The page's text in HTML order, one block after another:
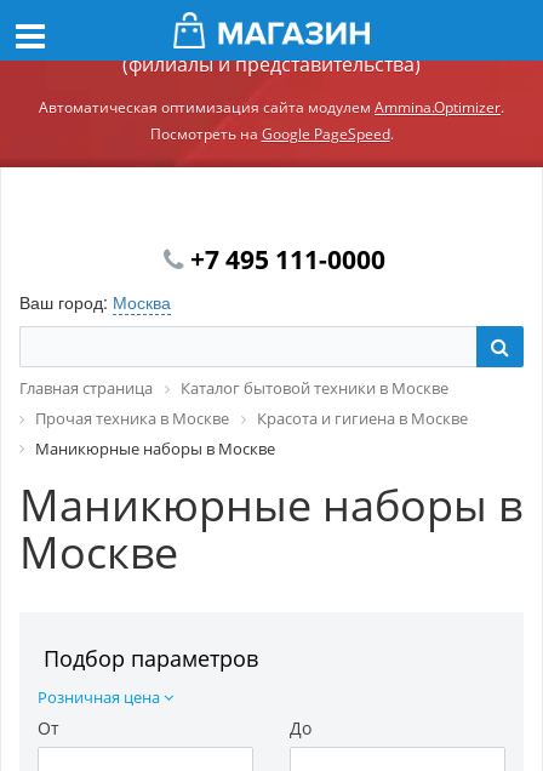
Демонстрационный сайт модуля Ammina.Регионы
(филиалы и представительства)
Автоматическая оптимизация сайта модулем Ammina.Optimizer.
Посмотреть на Google PageSpeed.
+7 495 111-0000
Ваш город: Москва
Главная страница
Каталог бытовой техники в Москве
Прочая техника в Москве
Красота и гигиена в Москве
Маникюрные наборы в Москве
Маникюрные наборы в
Москве
Подбор параметров
Розничная цена
От До